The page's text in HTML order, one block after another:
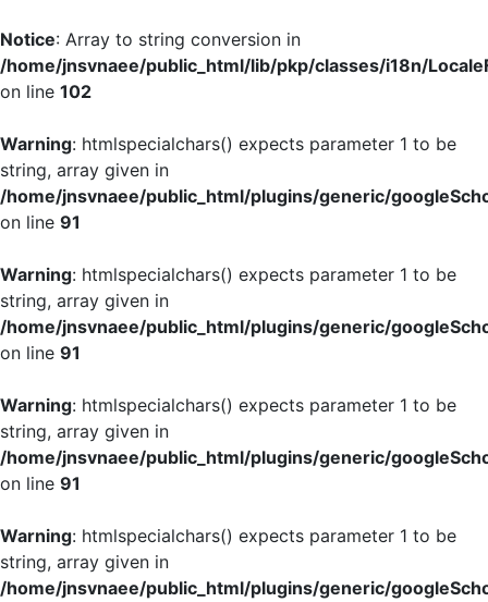
Notice: Array to string conversion in
/home/jnsvnaee/public_html/lib/pkp/classes/i18n/
on line 102
Warning: htmlspecialchars() expects parameter 1 to be
string, array given in
/home/jnsvnaee/public_html/plugins/generic/
on line 91
Warning: htmlspecialchars() expects parameter 1 to be
string, array given in
/home/jnsvnaee/public_html/plugins/generic/
on line 91
Warning: htmlspecialchars() expects parameter 1 to be
string, array given in
/home/jnsvnaee/public_html/plugins/generic/
on line 91
Warning: htmlspecialchars() expects parameter 1 to be
string, array given in
/home/jnsvnaee/public_html/plugins/generic/